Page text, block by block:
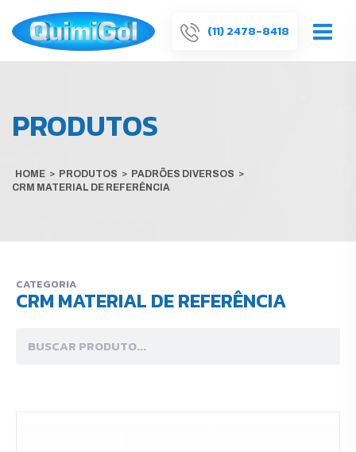
(11) 2478-8418
PRODUTOS
HOME > PRODUTOS > PADRÕES DIVERSOS >
CRM MATERIAL DE REFERÊNCIA
CATEGORIA
CRM MATERIAL DE REFERÊNCIA